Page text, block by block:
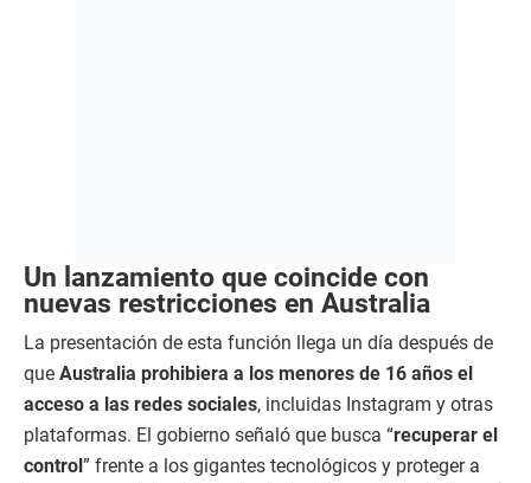
Un lanzamiento que coincide con
nuevas restricciones en Australia
La presentación de esta función llega un día después de
que Australia prohibiera a los menores de 16 años el
acceso a las redes sociales, incluidas Instagram y otras
plataformas. El gobierno señaló que busca “recuperar el
control” frente a los gigantes tecnológicos y proteger a